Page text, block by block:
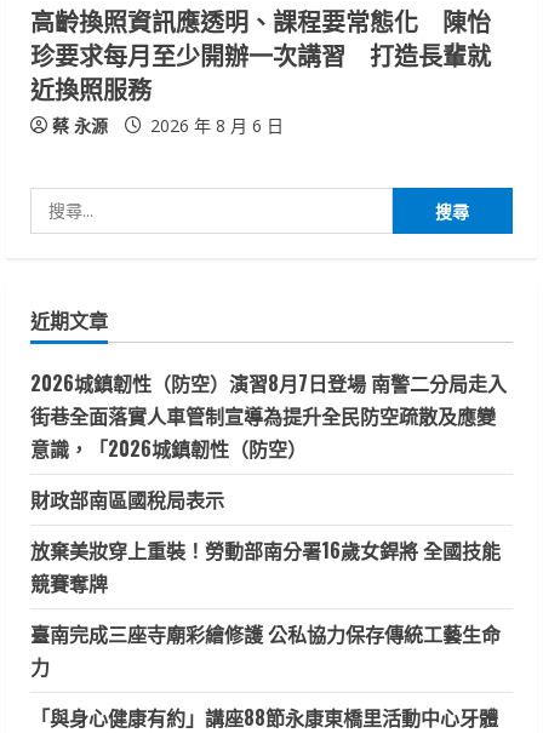
高齡換照資訊應透明、課程要常態化 陳怡
珍要求每月至少開辦一次講習 打造長輩就
近換照服務
蔡 永源 2026 年 8 月 6 日
尋
字:
近期文章
2026城鎮韌性（防空）演習8月7日登場 南警二分局走入
街巷全面落實人車管制宣導為提升全民防空疏散及應變
意識，「2026城鎮韌性（防空）
財政部南區國稅局表示
放棄美妝穿上重裝！勞動部南分署16歲女銲將 全國技能
競賽奪牌
臺南完成三座寺廟彩繪修護 公私協力保存傳統工藝生命
力
「與身心健康有約」講座88節永康東橋里活動中心牙體